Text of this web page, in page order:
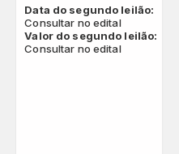
Data do segundo leilão:
Consultar no edital
Valor do segundo leilão:
Consultar no edital